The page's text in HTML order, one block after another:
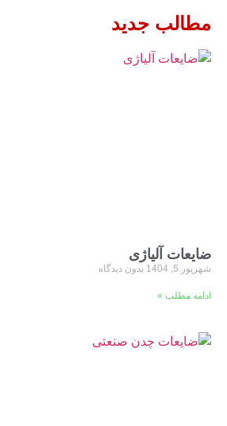
مطالب جدید
ضایعات آلیاژی
شهریور 5, 1404 بدون دیدگاه
ادامه مطلب »